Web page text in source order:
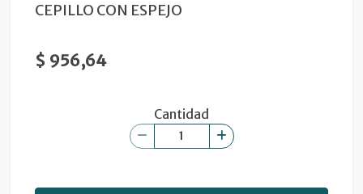
CEPILLO CON ESPEJO
$ 956,64
Cantidad